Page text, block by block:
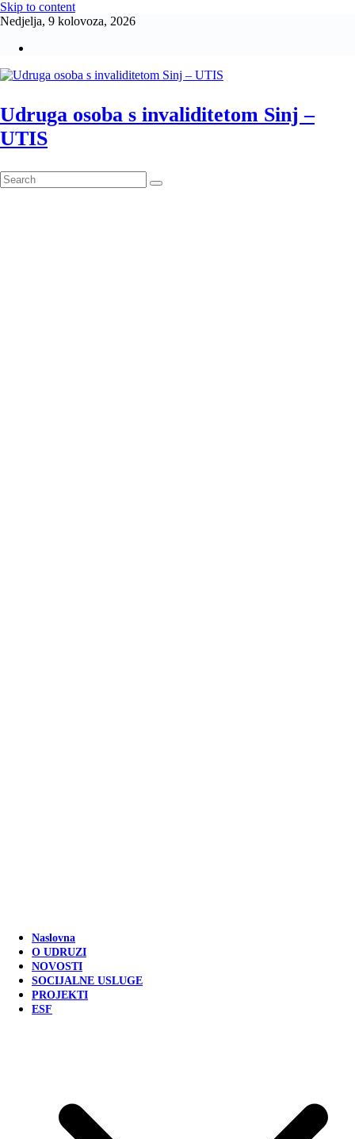
Skip to content
Nedjelja, 9 kolovoza, 2026
Udruga osoba s invaliditetom Sinj –
UTIS
Naslovna
O UDRUZI
NOVOSTI
SOCIJALNE USLUGE
PROJEKTI
ESF